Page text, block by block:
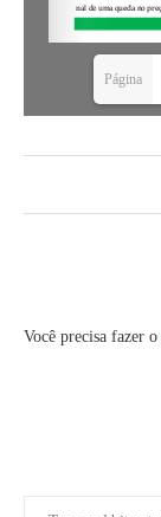
Página
Você precisa fazer o